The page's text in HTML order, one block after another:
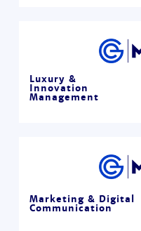
Luxury &
Innovation
Management
Marketing & Digital
Communication